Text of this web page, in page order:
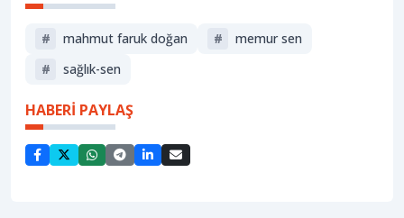
# mahmut faruk doğan #
memur sen
#
sağlık-sen
HABERİ PAYLAŞ